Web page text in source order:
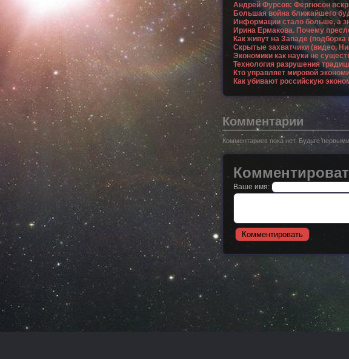
Андрей Фурсов: Фергюсон
Большая война ближайшего
Информации стало больше, а
Ирина Ермакова. Почему
Как живут на Западе (подборка
Скрытые захватчики (видео,
Экономики как науки не
Технология разрушения
Кто управляет мировой
Как убивают российскую
Комментарии
Комментариев пока нет. Будьте
Ваше имя: